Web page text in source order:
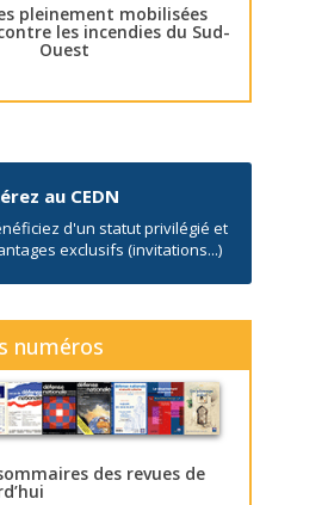
pleinement mobilisées
les incendies du Sud-
Ouest
au CEDN
d'un statut privilégié et
exclusifs (invitations...)
numéros
des revues de